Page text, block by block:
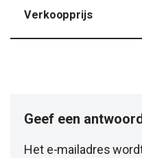
Verkoopprijs
Geef een
Het e-mailadres